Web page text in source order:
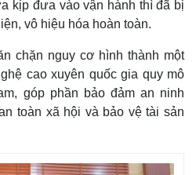
kịp đưa vào vận hành thì đã bị
vô hiệu hóa hoàn toàn.
chặn nguy cơ hình thành một
cao xuyên quốc gia quy mô
góp phần bảo đảm an ninh
toàn xã hội và bảo vệ tài sản